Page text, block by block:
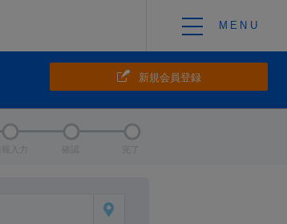
新規会員登録
確認 完了